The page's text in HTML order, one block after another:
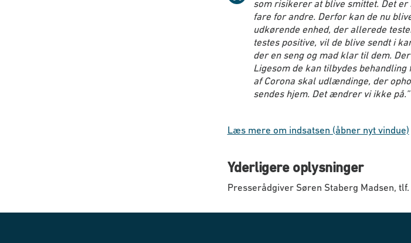
som risikerer at blive smittet. Det
fare for andre. Derfor kan de nu
udkørende enhed, der allerede
testes positive, vil de blive sendt i
der en seng og mad klar til dem.
Ligesom de kan tilbydes
af Corona skal udlændinge, der
sendes hjem. Det ændrer vi ikke på.”
Læs mere om indsatsen (åbner nyt vindue)
Yderligere oplysninger
Presserådgiver Søren Staberg Madsen, tlf.